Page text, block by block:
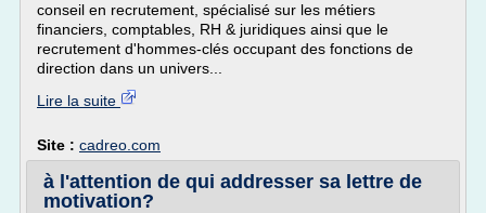
conseil en recrutement, spécialisé sur les métiers
financiers, comptables, RH & juridiques ainsi que le
recrutement d'hommes-clés occupant des fonctions de
direction dans un univers...
Lire la suite
Site : cadreo.com
à l'attention de qui addresser sa lettre de
motivation?